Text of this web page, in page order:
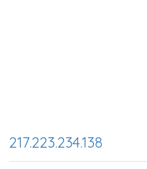
217.223.234.138